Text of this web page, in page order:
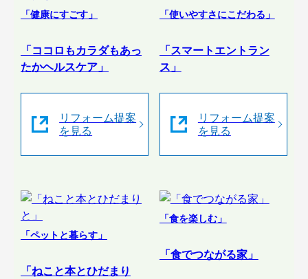
「健康にすごす」
「ココロもカラダもあっ
たかヘルスケア」
リフォーム提案
を見る
「使いやすさにこだわる」
「スマートエントラン
ス」
リフォーム提案
を見る
「ペットと暮らす」
「ねこと本とひだまり
「食を楽しむ」
「食でつながる家」